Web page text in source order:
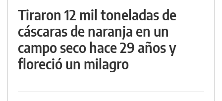
Tiraron 12 mil toneladas de
cáscaras de naranja en un
campo seco hace 29 años y
floreció un milagro